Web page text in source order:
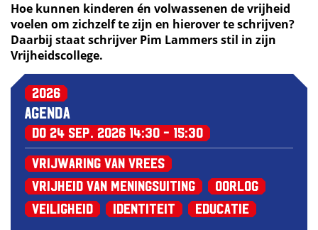
Hoe kunnen kinderen én volwassenen de vrijheid
voelen om zichzelf te zijn en hierover te schrijven?
Daarbij staat schrijver Pim Lammers stil in zijn
Vrijheidscollege.
2026
Agenda
do 24 sep. 2026 14:30 - 15:30
Vrijwaring van Vrees
Vrijheid van Meningsuiting
Oorlog
Veiligheid
Identiteit Educatie